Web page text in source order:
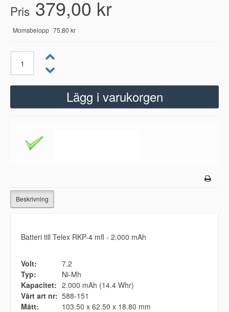
Pris 379,00 kr
Momsbelopp 75,80 kr
Beskrivning
Batteri till Telex RKP-4 mfl - 2.000 mAh
Volt:
7.2
Typ:
Ni-Mh
Kapacitet: 2.000 mAh (14.4 Whr)
Vårt art nr: 588-151
Mått:
103.50 x 62.50 x 18.80 mm